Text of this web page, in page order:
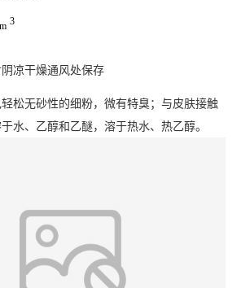
3
凉干燥通风处保存
松无砂性的细粉， 微有特臭；与皮肤接触
于水、乙醇和乙醚，溶于热水、热乙醇。